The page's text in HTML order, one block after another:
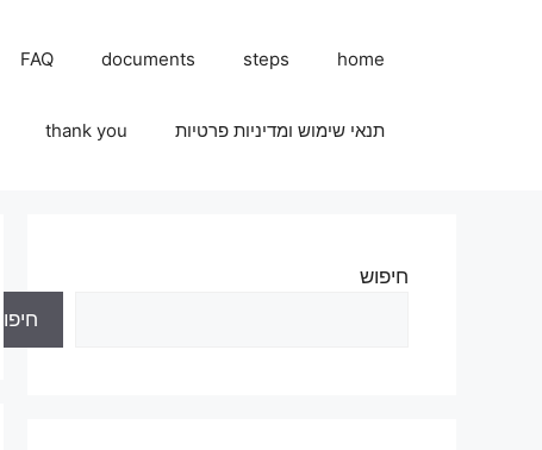
home
steps
documents
FAQ
תנאי שימוש ומדיניות פרטיות thank you
חיפוש
חיפוש